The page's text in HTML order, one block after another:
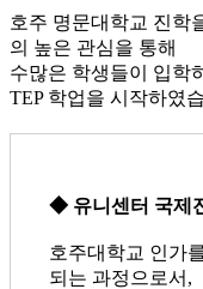
호주 명문대학교 진학
의 높은 관심을 통해
수많은 학생들이 입학
TEP 학업을 시작하였
◆ 유니센터 국제
호주대학교 인가
되는 과정으로서,